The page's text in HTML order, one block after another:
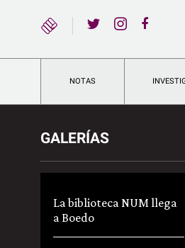
NOTAS
GALERÍAS
La biblioteca NUM llega
a Boedo